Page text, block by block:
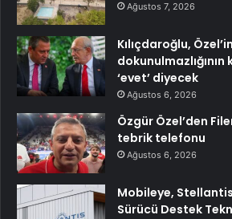
Ağustos 7, 2026
Kılıçdaroğlu, Özel’in
dokunulmazlığının
‘evet’ diyecek
Ağustos 6, 2026
Özgür Özel’den
tebrik telefonu
Ağustos 6, 2026
Mobileye,
Sürücü Destek